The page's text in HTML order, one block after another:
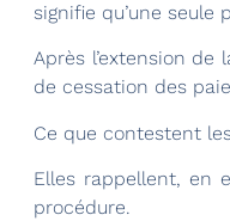
signifie qu’une
Après l’extension
de cessation des
Ce que contestent
Elles rappellent, en
procédure.